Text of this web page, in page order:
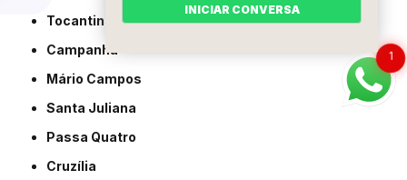
Tocantins
Campanha
Mário Campos
Santa Juliana
Passa Quatro
Cruzília
1
INICIAR CONVERSA